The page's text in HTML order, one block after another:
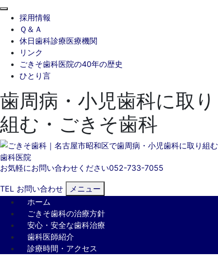
採用情報
Ｑ＆Ａ
休日歯科診療医療機関
リンク
ごきそ歯科医院の40年の歴史
ひとり言
歯周病・小児歯科に取り
組む・ごきそ歯科
お気軽にお問い合わせください052-733-7055
TEL お問い合わせ
メニュー
ホーム
ごきそ歯科の治療方針
安心・安全な歯科治療
歯科医師紹介
診療時間・アクセス